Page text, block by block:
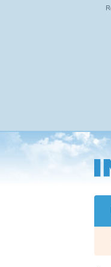
Přejít
na
hlavní
obsah